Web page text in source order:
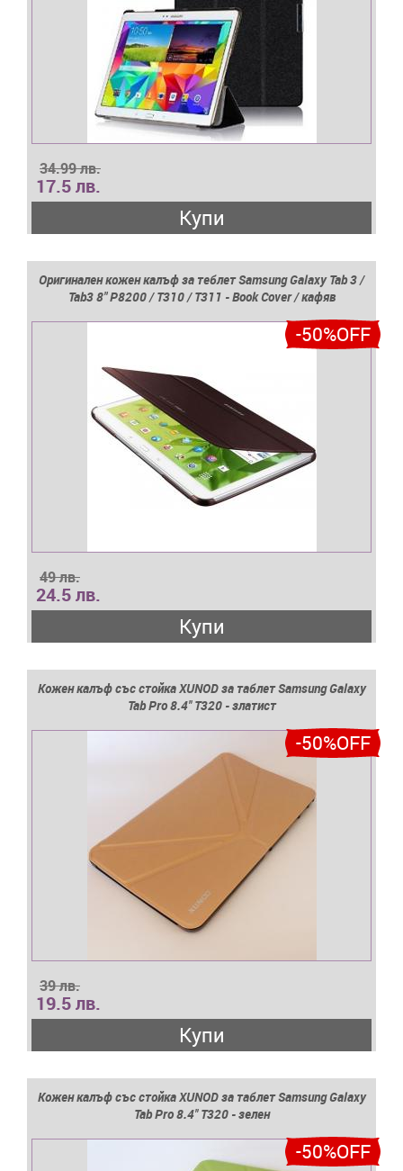
34.99 лв.
17.5 лв.
Купи
Оригинален кожен калъф за теблет Samsung Galaxy Tab 3 /
Tab3 8" P8200 / T310 / T311 - Book Cover / кафяв
-50%OFF
49 лв.
24.5 лв.
Купи
Кожен калъф със стойка XUNOD за таблет Samsung Galaxy
Tab Pro 8.4'' T320 - златист
-50%OFF
39 лв.
19.5 лв.
Купи
Кожен калъф със стойка XUNOD за таблет Samsung Galaxy
Tab Pro 8.4'' T320 - зелен
-50%OFF